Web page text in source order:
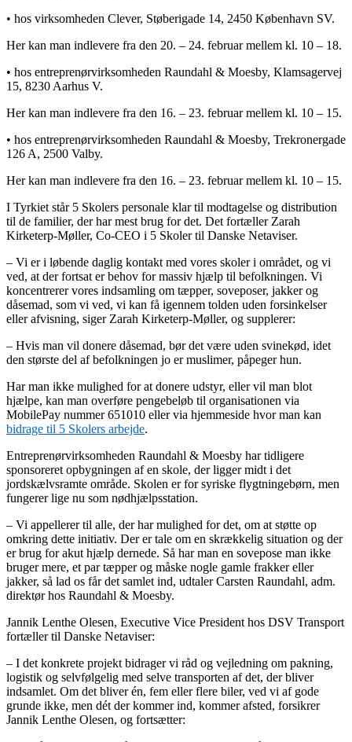
• hos virksomheden Clever, Støberigade 14, 2450 København SV.
Her kan man indlevere fra den 20. – 24. februar mellem kl. 10 – 18.
• hos entreprenørvirksomheden Raundahl & Moesby, Klamsagervej
15, 8230 Aarhus V.
Her kan man indlevere fra den 16. – 23. februar mellem kl. 10 – 15.
• hos entreprenørvirksomheden Raundahl & Moesby, Trekronergade
126 A, 2500 Valby.
Her kan man indlevere fra den 16. – 23. februar mellem kl. 10 – 15.
I Tyrkiet står 5 Skolers personale klar til modtagelse og distribution
til de familier, der har mest brug for det. Det fortæller Zarah
Kirketerp-Møller, Co-CEO i 5 Skoler til Danske Netaviser.
– Vi er i løbende daglig kontakt med vores skoler i området, og vi
ved, at der fortsat er behov for massiv hjælp til befolkningen. Vi
koncentrerer vores indsamling om tæpper, soveposer, jakker og
dåsemad, som vi ved, vi kan få igennem tolden uden forsinkelser
eller afvisning, siger Zarah Kirketerp-Møller, og supplerer:
– Hvis man vil donere dåsemad, bør det være uden svinekød, idet
den største del af befolkningen jo er muslimer, påpeger hun.
Har man ikke mulighed for at donere udstyr, eller vil man blot
hjælpe, kan man overføre pengebeløb til organisationen via
MobilePay nummer 651010 eller via hjemmeside hvor man kan
bidrage til 5 Skolers arbejde.
Entreprenørvirksomheden Raundahl & Moesby har tidligere
sponsoreret opbygningen af en skole, der ligger midt i det
jordskælvsramte område. Skolen er for syriske flygtningebørn, men
fungerer lige nu som nødhjælpsstation.
– Vi appellerer til alle, der har mulighed for det, om at støtte op
omkring dette initiativ. Der er tale om en skrækkelig situation og der
er brug for akut hjælp dernede. Så har man en sovepose man ikke
bruger mere, et par tæpper og måske nogle gamle frakker eller
jakker, så lad os får det samlet ind, udtaler Carsten Raundahl, adm.
direktør hos Raundahl & Moesby.
Jannik Lenthe Olesen, Executive Vice President hos DSV Transport
fortæller til Danske Netaviser:
– I det konkrete projekt bidrager vi råd og vejledning om pakning,
logistik og selvfølgelig med selve transporten af det, der bliver
indsamlet. Om det bliver én, fem eller flere biler, ved vi af gode
grunde ikke, men dét der kommer ind, kommer afsted, forsikrer
Jannik Lenthe Olesen, og fortsætter: